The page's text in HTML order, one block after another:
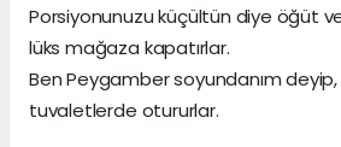
Porsiyonunuzu küçültün diye öğüt
lüks mağaza kapatırlar.
Ben Peygamber soyundanım
tuvaletlerde otururlar.